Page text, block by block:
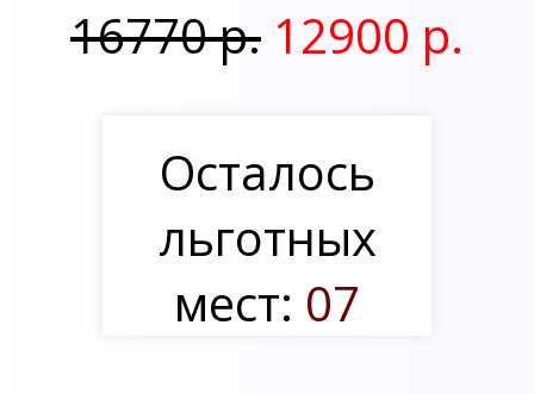
16770 р. 12900 р.
Осталось
льготных
мест: 07